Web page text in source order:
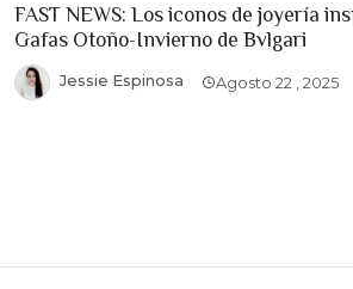
FAST NEWS: Los iconos de joyería
Gafas Otoño-Invierno de Bvlgari
Jessie Espinosa Agosto 22 , 2025